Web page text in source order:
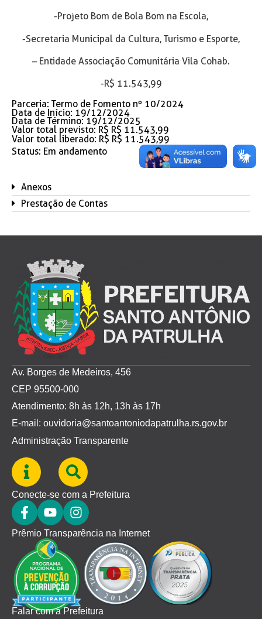
-Projeto Bom de Bola Bom na Escola,
-Secretaria Municipal da Cultura, Turismo e Esporte,
– Entidade Associação Comunitária Vila Cohab.
-R$ 11.543,99
Parceria: Termo de Fomento nº 10/2024
Data de Início: 19/12/2024
Data de Término: 19/12/2025
Valor total previsto: R$ R$ 11.543,99
Valor total liberado: R$ R$ 11.543,99
Status: Em andamento
Anexos
Prestação de Contas
Av. Borges de Medeiros, 456
CEP 95500-000
Atendimento: 8h às 12h, 13h às 17h
E-mail: ouvidoria@santoantoniodapatrulha.rs.gov.br
Administração Transparente
Conecte-se com a Prefeitura
Prêmio Transparência na Internet
Falar com a Prefeitura